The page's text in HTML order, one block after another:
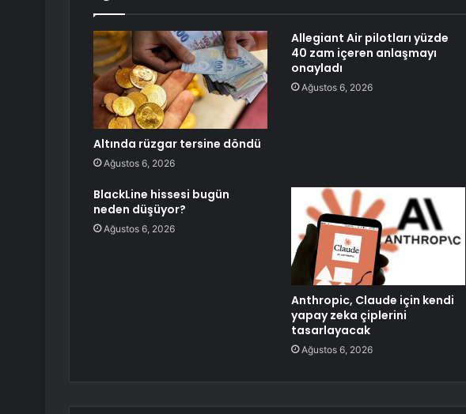
Altında rüzgar tersine döndü
Ağustos 6, 2026
Allegiant Air pilotları yüzde
40 zam içeren anlaşmayı
onayladı
Ağustos 6, 2026
BlackLine hissesi bugün
neden düşüyor?
Ağustos 6, 2026
Anthropic, Claude için kendi
yapay zeka çiplerini
tasarlayacak
Ağustos 6, 2026